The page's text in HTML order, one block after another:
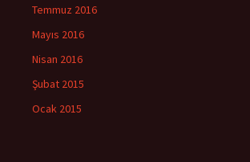
Temmuz 2016
Mayıs 2016
Nisan 2016
Şubat 2015
Ocak 2015